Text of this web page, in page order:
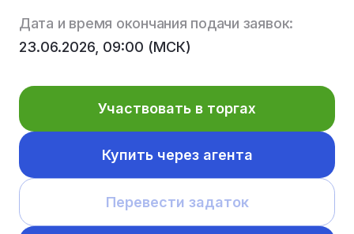
Дата и время окончания подачи заявок:
23.06.2026, 09:00 (МСК)
Участвовать в торгах
Купить через агента
Перевести задаток